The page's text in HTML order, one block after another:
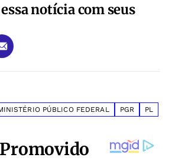
notícia com seus
PÚBLICO FEDERAL PGR PL